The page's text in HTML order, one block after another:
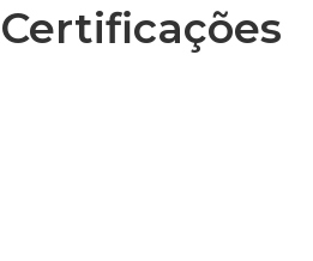
Certificações